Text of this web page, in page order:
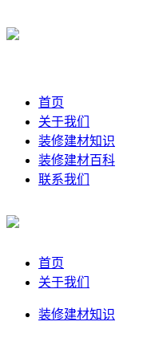
首页
关于我们
装修建材知识
装修建材百科
联系我们
首页
关于我们
装修建材知识